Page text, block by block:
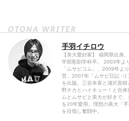
手羽イチロウ
【美大愛好家】 福岡県出身
学部彫刻学科卒。 2003年よ
「ムサビコム」、2009年よ
営。2007年「ムサビ日記 -リ
を出版。三谷幸喜と浦沢直
野チカとハイキュー！と合体
ムとムサビと美大が好きで
を20年愛用。理想の美大「
を目指し奮闘中。